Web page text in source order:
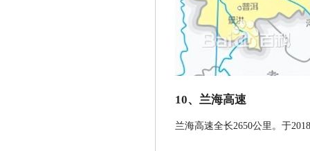
10、兰海高速
兰海高速全长2650公里。于